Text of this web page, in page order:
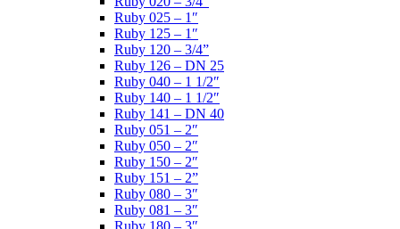
Ruby 025 – 1″
Ruby 125 – 1″
Ruby 120 – 3/4”
Ruby 126 – DN 25
Ruby 040 – 1 1/2″
Ruby 140 – 1 1/2″
Ruby 141 – DN 40
Ruby 051 – 2″
Ruby 050 – 2″
Ruby 150 – 2″
Ruby 151 – 2”
Ruby 080 – 3″
Ruby 081 – 3″
Ruby 180 – 3″